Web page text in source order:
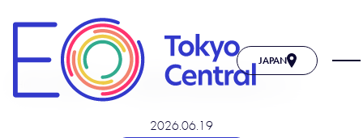
JAPAN
活動レポートー2026年6月 Chapter Meetup レポート
2026.06.19